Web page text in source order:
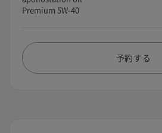
Premium 5W-40
予約する